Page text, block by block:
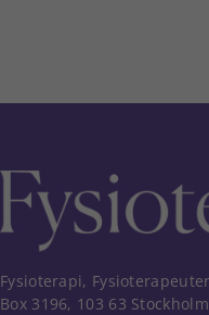
Fysioterapi,
Box 3196, 103 63 Stockholm